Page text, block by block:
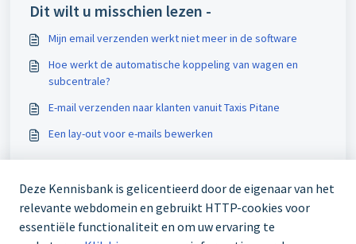
Dit wilt u misschien lezen -
Mijn email verzenden werkt niet meer in de software
Hoe werkt de automatische koppeling van wagen en
subcentrale?
E-mail verzenden naar klanten vanuit Taxis Pitane
Een lay-out voor e-mails bewerken
Deze Kennisbank is gelicentieerd door de eigenaar van het
relevante webdomein en gebruikt HTTP-cookies voor
essentiële functionaliteit en om uw ervaring te